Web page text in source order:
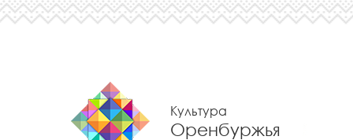
Культура
Оренбуржья